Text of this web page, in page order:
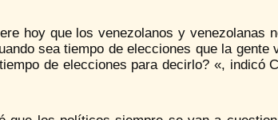
hoy que los venezolanos y
sea tiempo de elecciones que la
de elecciones para decirlo? «, indicó